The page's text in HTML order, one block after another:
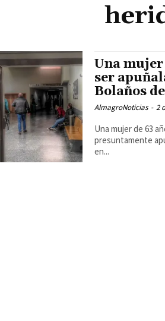
Una
ser
Bolaños
AlmagroNoticias - 2
Una mujer de 63
presuntamente
en...